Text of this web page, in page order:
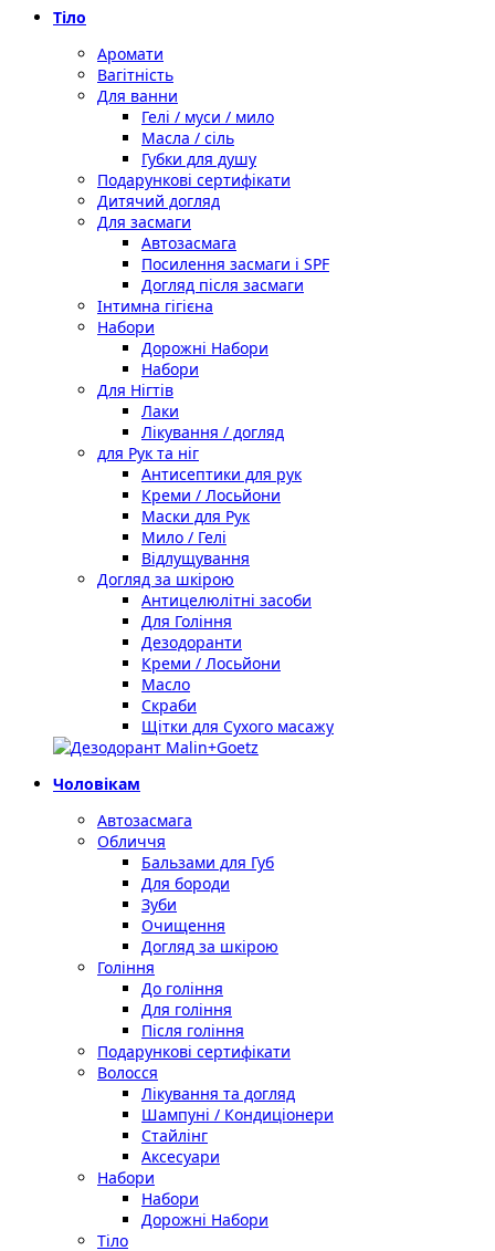
Тіло
Аромати
Вагітність
Для ванни
Гелі / муси / мило
Масла / сіль
Губки для душу
Подарункові сертифікати
Дитячий догляд
Для засмаги
Автозасмага
Посилення засмаги і SPF
Догляд після засмаги
Інтимна гігієна
Набори
Дорожні Набори
Набори
Для Нігтів
Лаки
Лікування / догляд
для Рук та ніг
Антисептики для рук
Креми / Лосьйони
Маски для Рук
Мило / Гелі
Відлущування
Догляд за шкірою
Антицелюлітні засоби
Для Гоління
Дезодоранти
Креми / Лосьйони
Масло
Скраби
Щітки для Сухого масажу
Чоловікам
Автозасмага
Обличчя
Бальзами для Губ
Для бороди
Зуби
Очищення
Догляд за шкірою
Гоління
До гоління
Для гоління
Після гоління
Подарункові сертифікати
Волосся
Лікування та догляд
Шампуні / Кондиціонери
Стайлінг
Аксесуари
Набори
Набори
Дорожні Набори
Тіло